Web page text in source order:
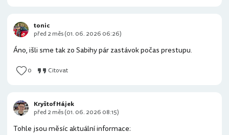
Áno, išli sme tak zo Sabihy pár zastávok počas prestupu.
0 Citovat
tonic
před 2 měs (01. 06. 2026 06:26)
Tohle jsou měsíc aktuální informace:
Kryštof Hájek
před 2 měs (01. 06. 2026 08:15)